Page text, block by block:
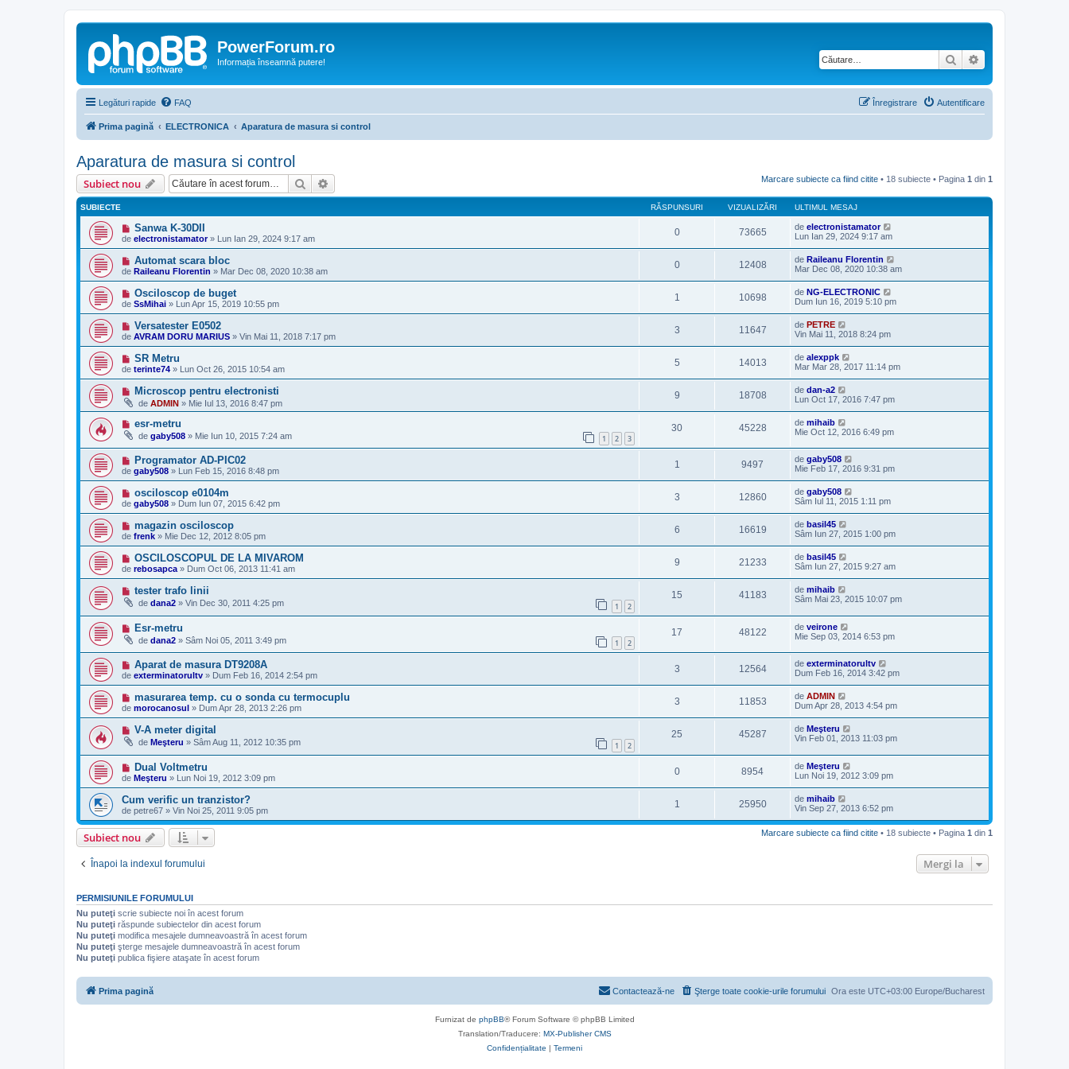
PowerForum.ro
Informația înseamnă putere! Căutare
Legături rapide FAQ Autentificare
Înregistrare
Prima pagină ELECTRONICA Aparatura de masura si control
Aparatura de masura si control
Subiect nou Căutare Marcare subiecte ca fiind citite • 18 subiecte • Pagina 1 din 1
SUBIECTE RĂSPUNSURI VIZUALIZĂRI ULTIMUL MESAJ
Sanwa K-30DII
de electronistamator» Lun Ian 29, 2024 9:17 am
0 73665 de electronistamator
Lun Ian 29, 2024 9:17 am
Automat scara bloc
de Raileanu Florentin » Mar Dec 08, 2020 10:38 am
0 12408 de Raileanu Florentin
Mar Dec 08, 2020 10:38 am
Osciloscop de buget
de SsMihai » Lun Apr 15, 2019 10:55 pm
1 10698 de NG-ELECTRONIC
Dum Iun 16, 2019 5:10 pm
Versatester E0502
de AVRAM DORU MARIUS » Vin Mai 11, 2018 7:17 pm
3 11647 de PETRE
Vin Mai 11, 2018 8:24 pm
SR Metru
de terinte74 » Lun Oct 26, 2015 10:54 am
5 14013 de alexppk
Mar Mar 28, 2017 11:14 pm
Microscop pentru electronisti
de ADMIN » Mie Iul 13, 2016 8:47 pm
9 18708 de dan-a2
Lun Oct 17, 2016 7:47 pm
esr-metru
de gaby508 » Mie Iun 10, 2015 7:24 am 1 2 3
30 45228 de mihaib
Mie Oct 12, 2016 6:49 pm
Programator AD-PIC02
de gaby508 » Lun Feb 15, 2016 8:48 pm
1 9497 de gaby508
Mie Feb 17, 2016 9:31 pm
osciloscop e0104m
de gaby508 » Dum Iun 07, 2015 6:42 pm
3 12860 de gaby508
Sâm Iul 11, 2015 1:11 pm
magazin osciloscop
de frenk » Mie Dec 12, 2012 8:05 pm
6 16619 de basil45
Sâm Iun 27, 2015 1:00 pm
OSCILOSCOPUL DE LA MIVAROM
de rebosapca » Dum Oct 06, 2013 11:41 am
9 21233 de basil45
Sâm Iun 27, 2015 9:27 am
tester trafo linii
de dana2 » Vin Dec 30, 2011 4:25 pm 1 2
15 41183 de mihaib
Sâm Mai 23, 2015 10:07 pm
Esr-metru
de dana2 » Sâm Noi 05, 2011 3:49 pm 1 2
17 48122 de veirone
Mie Sep 03, 2014 6:53 pm
Aparat de masura DT9208A
de exterminatorultv » Dum Feb 16, 2014 2:54 pm
3 12564 de exterminatorultv
Dum Feb 16, 2014 3:42 pm
masurarea temp. cu o sonda cu termocuplu
de morocanosul » Dum Apr 28, 2013 2:26 pm
3 11853 de ADMIN
Dum Apr 28, 2013 4:54 pm
V-A meter digital
de Meşteru » Sâm Aug 11, 2012 10:35 pm 1 2
25 45287 de Meşteru
Vin Feb 01, 2013 11:03 pm
Dual Voltmetru
de Meşteru » Lun Noi 19, 2012 3:09 pm
0 8954 de Meşteru
Lun Noi 19, 2012 3:09 pm
Cum verific un tranzistor?
de petre67 » Vin Noi 25, 2011 9:05 pm
1 25950 de mihaib
Vin Sep 27, 2013 6:52 pm
Subiect nou Marcare subiecte ca fiind citite • 18 subiecte • Pagina 1 din 1
Înapoi la indexul forumului Mergi la
PERMISIUNILE FORUMULUI
Nu puteţi scrie subiecte noi în acest forum
Nu puteţi răspunde subiectelor din acest forum
Nu puteţi modifica mesajele dumneavoastră în acest forum
Nu puteţi şterge mesajele dumneavoastră în acest forum
Nu puteţi publica fişiere ataşate în acest forum
Prima pagină Ora este UTC+03:00 Europe/Bucharest
Şterge toate cookie-urile forumului
Contactează-ne
Furnizat de phpBB® Forum Software © phpBB Limited
Translation/Traducere: MX-Publisher CMS
Confidențialitate | Termeni